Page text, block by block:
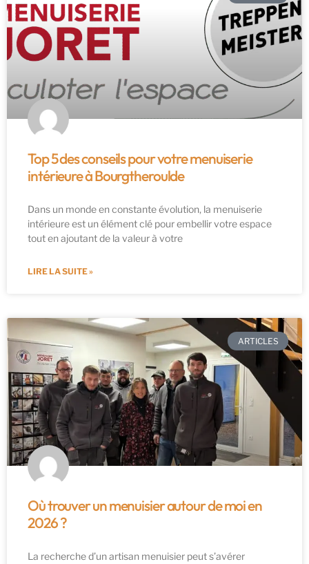
Top 5 des conseils pour votre menuiserie
intérieure à Bourgtheroulde
Dans un monde en constante évolution, la menuiserie
intérieure est un élément clé pour embellir votre espace
tout en ajoutant de la valeur à votre
LIRE LA SUITE »
ARTICLES
Où trouver un menuisier autour de moi en
2026 ?
La recherche d’un artisan menuisier peut s’avérer